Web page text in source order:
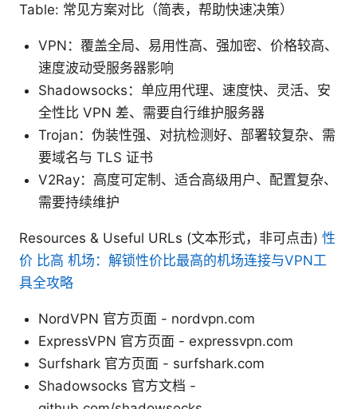
Table: 常见方案对比（简表，帮助快速决策）
VPN：覆盖全局、易用性高、强加密、价格较高、
速度波动受服务器影响
Shadowsocks：单应用代理、速度快、灵活、安
全性比 VPN 差、需要自行维护服务器
Trojan：伪装性强、对抗检测好、部署较复杂、需
要域名与 TLS 证书
V2Ray：高度可定制、适合高级用户、配置复杂、
需要持续维护
Resources & Useful URLs (文本形式，非可点击) 性
价 比高 机场：解锁性价比最高的机场连接与VPN工
具全攻略
NordVPN 官方页面 - nordvpn.com
ExpressVPN 官方页面 - expressvpn.com
Surfshark 官方页面 - surfshark.com
Shadowsocks 官方文档 -